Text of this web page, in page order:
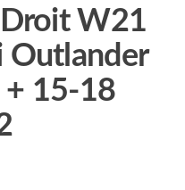
Droit W21
+ 15-18